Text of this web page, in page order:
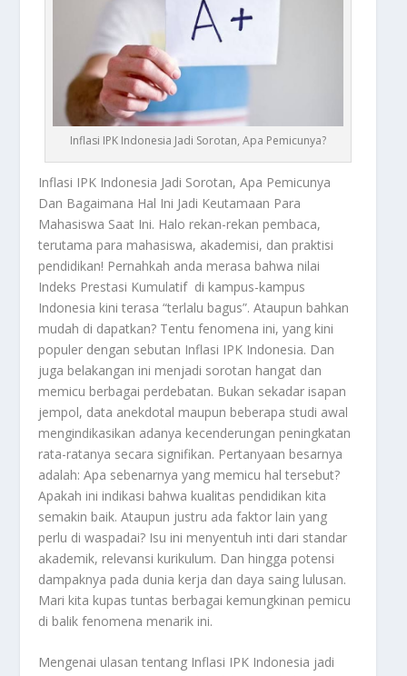
Inflasi IPK Indonesia Jadi Sorotan, Apa Pemicunya?
Inflasi IPK Indonesia Jadi Sorotan, Apa Pemicunya
Dan Bagaimana Hal Ini Jadi Keutamaan Para
Mahasiswa Saat Ini. Halo rekan-rekan pembaca,
terutama para mahasiswa, akademisi, dan praktisi
pendidikan! Pernahkah anda merasa bahwa nilai
Indeks Prestasi Kumulatif di kampus-kampus
Indonesia kini terasa “terlalu bagus”. Ataupun bahkan
mudah di dapatkan? Tentu fenomena ini, yang kini
populer dengan sebutan Inflasi IPK Indonesia. Dan
juga belakangan ini menjadi sorotan hangat dan
memicu berbagai perdebatan. Bukan sekadar isapan
jempol, data anekdotal maupun beberapa studi awal
mengindikasikan adanya kecenderungan peningkatan
rata-ratanya secara signifikan. Pertanyaan besarnya
adalah: Apa sebenarnya yang memicu hal tersebut?
Apakah ini indikasi bahwa kualitas pendidikan kita
semakin baik. Ataupun justru ada faktor lain yang
perlu di waspadai? Isu ini menyentuh inti dari standar
akademik, relevansi kurikulum. Dan hingga potensi
dampaknya pada dunia kerja dan daya saing lulusan.
Mari kita kupas tuntas berbagai kemungkinan pemicu
di balik fenomena menarik ini.
Mengenai ulasan tentang Inflasi IPK Indonesia jadi